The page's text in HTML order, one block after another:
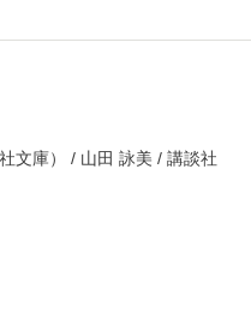
文庫） / 山田 詠美 / 講談社